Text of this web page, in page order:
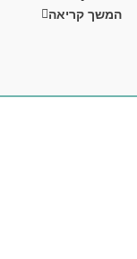
המשך קריאה